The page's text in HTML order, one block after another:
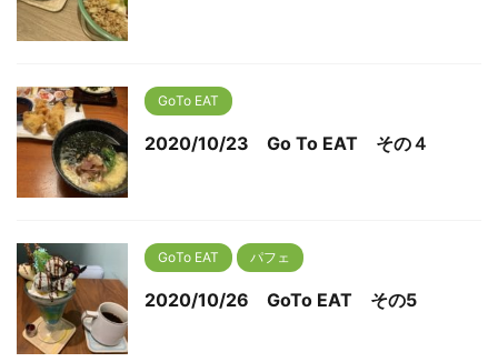
GoTo EAT
2020/10/23 Go To EAT その４
GoTo EAT パフェ
2020/10/26 GoTo EAT その5